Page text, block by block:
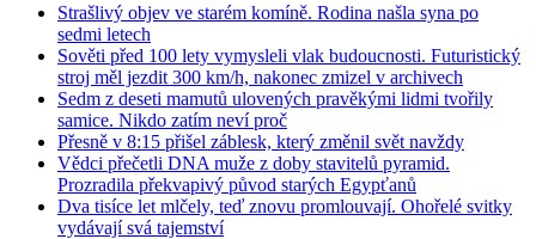
Strašlivý objev ve starém komíně. Rodina našla syna po
sedmi letech
Sověti před 100 lety vymysleli vlak budoucnosti. Futuristický
stroj měl jezdit 300 km/h, nakonec zmizel v archivech
Sedm z deseti mamutů ulovených pravěkými lidmi tvořily
samice. Nikdo zatím neví proč
Přesně v 8:15 přišel záblesk, který změnil svět navždy
Vědci přečetli DNA muže z doby stavitelů pyramid.
Prozradila překvapivý původ starých Egypťanů
Dva tisíce let mlčely, teď znovu promlouvají. Ohořelé svitky
vydávají svá tajemství